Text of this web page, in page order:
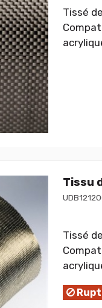
Tissé
Tissu
Tissé